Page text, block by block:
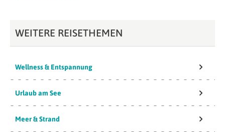
WEITERE REISETHEMEN
Wellness & Entspannung
Urlaub am See
Meer & Strand